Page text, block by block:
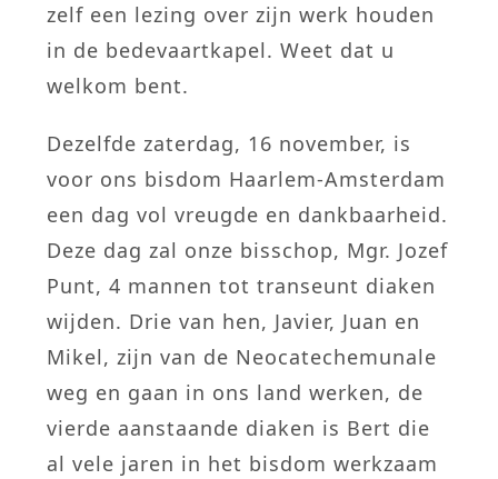
zelf een lezing over zijn werk houden
in de bedevaartkapel. Weet dat u
welkom bent.
Dezelfde zaterdag, 16 november, is
voor ons bisdom Haarlem-Amsterdam
een dag vol vreugde en dankbaarheid.
Deze dag zal onze bisschop, Mgr. Jozef
Punt, 4 mannen tot transeunt diaken
wijden. Drie van hen, Javier, Juan en
Mikel, zijn van de Neocatechemunale
weg en gaan in ons land werken, de
vierde aanstaande diaken is Bert die
al vele jaren in het bisdom werkzaam